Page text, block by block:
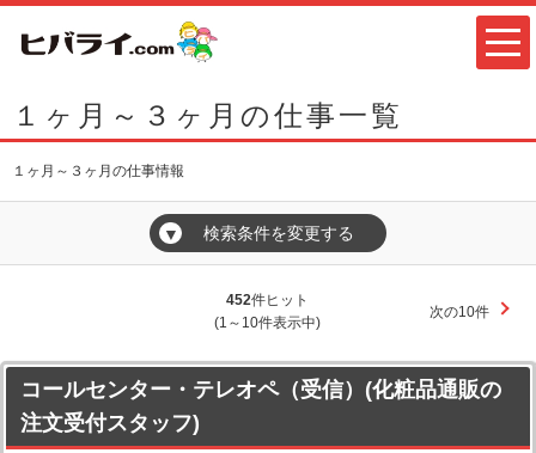
１ヶ月～３ヶ月の仕事一覧
１ヶ月～３ヶ月の仕事情報
▼ 検索条件を変更する
452件ヒット
(1～10件表示中)
次の10件
コールセンター・テレオペ（受信）(化粧品通販の
注文受付スタッフ)